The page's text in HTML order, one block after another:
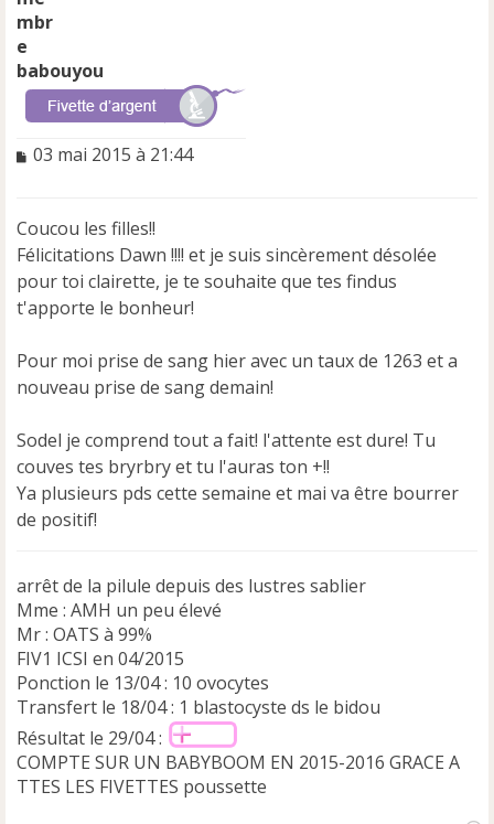
babouyou
M
a
g
e
n
o
l
u
03 mai 2015 à 21:44
Coucou les filles!!
Félicitations Dawn !!!! et je suis sincèrement désolée
pour toi clairette, je te souhaite que tes findus
t'apporte le bonheur!
Pour moi prise de sang hier avec un taux de 1263 et a
nouveau prise de sang demain!
Sodel je comprend tout a fait! l'attente est dure! Tu
couves tes bryrbry et tu l'auras ton +!!
Ya plusieurs pds cette semaine et mai va être bourrer
de positif!
arrêt de la pilule depuis des lustres sablier
Mme : AMH un peu élevé
Mr : OATS à 99%
FIV1 ICSI en 04/2015
Ponction le 13/04 : 10 ovocytes
Transfert le 18/04 : 1 blastocyste ds le bidou
Résultat le 29/04 :
COMPTE SUR UN BABYBOOM EN 2015-2016 GRACE A
TTES LES FIVETTES poussette